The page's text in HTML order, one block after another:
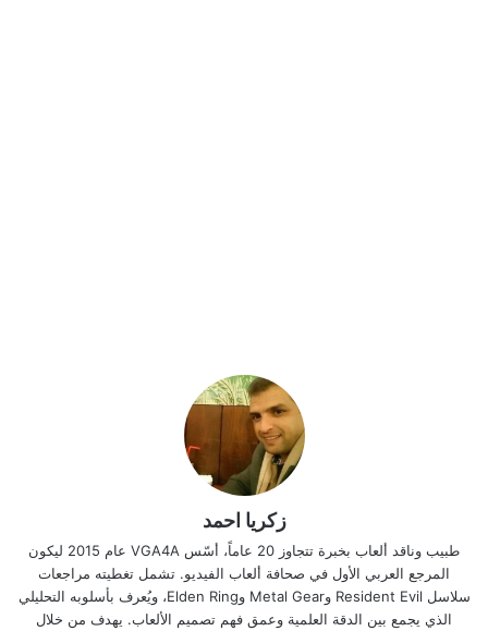
زكريا احمد
طبيب وناقد ألعاب بخبرة تتجاوز 20 عاماً، أسّس VGA4A عام 2015 ليكون
المرجع العربي الأول في صحافة ألعاب الفيديو. تشمل تغطيته مراجعات
سلاسل Resident Evil وMetal Gear وElden Ring، ويُعرف بأسلوبه التحليلي
الذي يجمع بين الدقة العلمية وعمق فهم تصميم الألعاب. يهدف من خلال